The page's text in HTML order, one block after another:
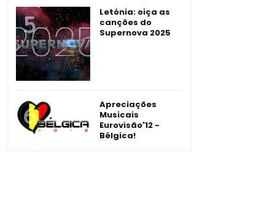
Letónia: oiça as
canções do
Supernova 2025
Apreciações
Musicais
Eurovisão'12 -
Bélgica!